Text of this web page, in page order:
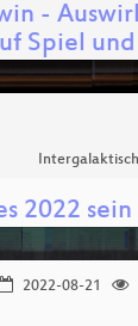
-
Spiel
2022
2022-08-21